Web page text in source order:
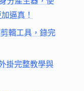
逼真！
輯工具，錄完
外掛完整教學與